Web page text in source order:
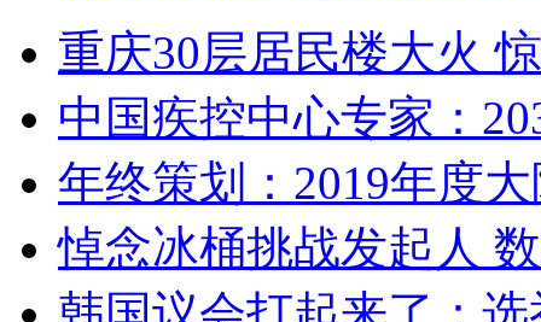
重庆30层居民楼大火
中国疾控中心专家：
年终策划：2019年度
悼念冰桶挑战发起人